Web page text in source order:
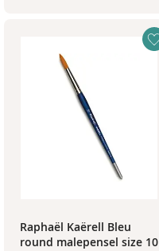
Raphaël Kaërell Bleu
round malepensel size 10